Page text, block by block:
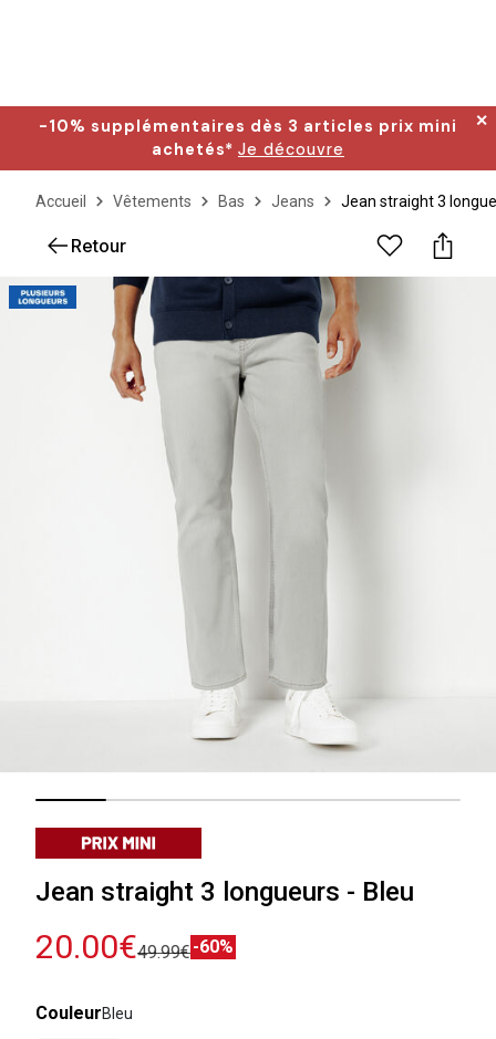
-10% supplémentaires dès 3 articles prix mini
achetés* Je découvre
✕
Accueil Vêtements Bas Jeans Jean straight 3
Retour
Jean straight 3 longueurs - Bleu
20.00€49.99€-60%
CouleurBleu